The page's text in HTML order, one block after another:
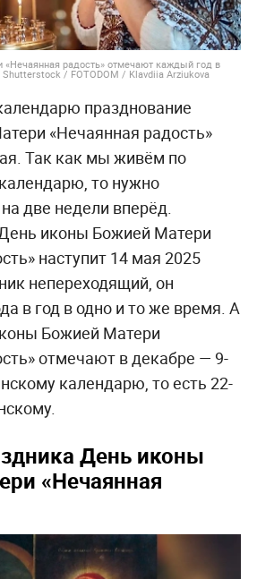
радость» отмечают каждый год в
/ FOTODOM / Klavdiia Arziukova
празднование
«Нечаянная радость»
Так как мы живём по
то нужно
две недели вперёд.
иконы Божией Матери
наступит 14 мая 2025
непереходящий, он
в год в одно и то же время. А
Божией Матери
отмечают в декабре — 9-
календарю, то есть 22-
День иконы
«Нечаянная